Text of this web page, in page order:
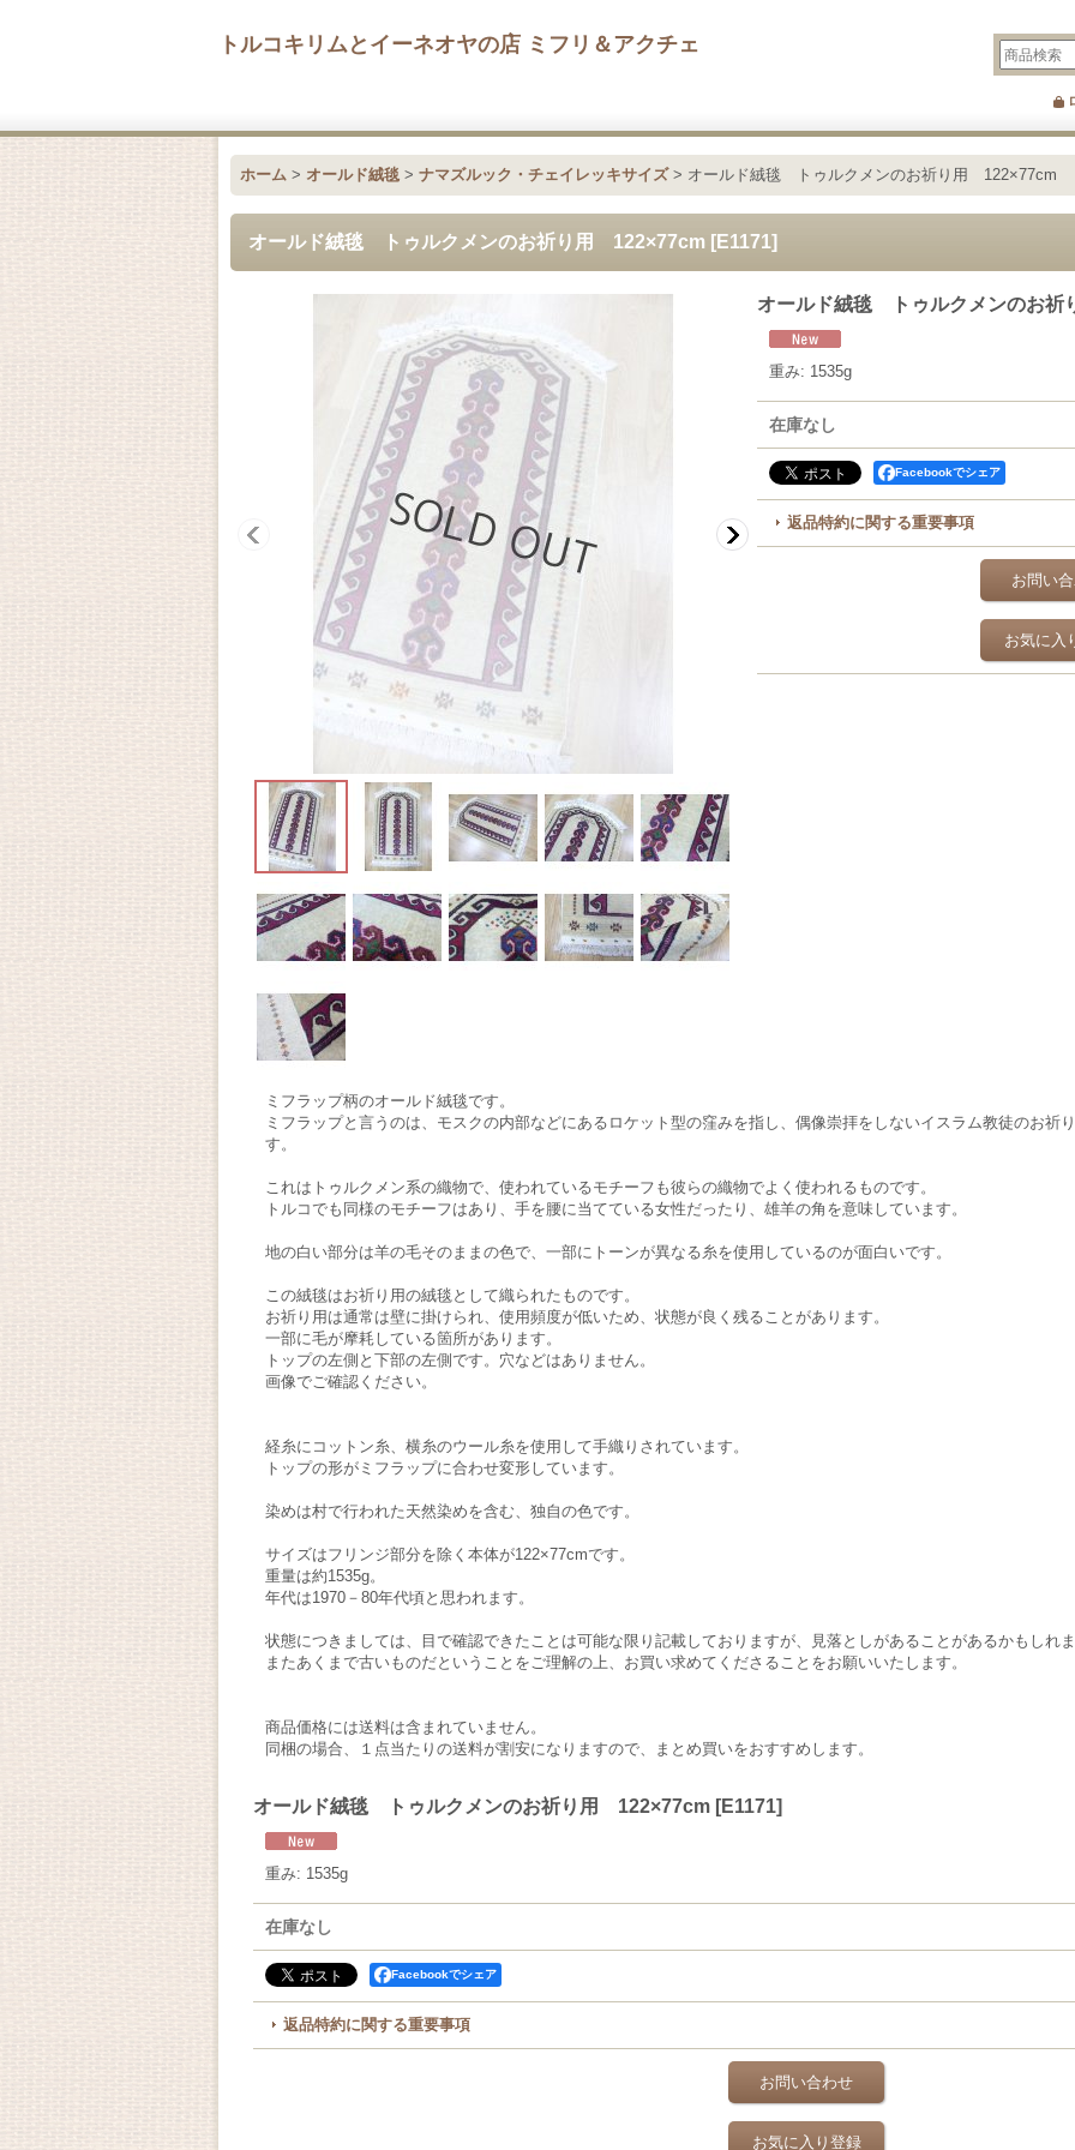
トルコキリムとイーネオヤの店 ミフリ＆アクチェ
ホーム > オールド絨毯 > ナマズルック・チェイレッキサイズ > オールド絨毯 トゥルクメンのお祈り用 122×77cm
オールド絨毯 トゥルクメンのお祈り用 122×77cm [E1171]
オールド絨毯 トゥルクメンのお
重み: 1535g
在庫なし
Facebookでシェア
返品特約に関する重要事項
お問い
お気に入
ミフラップ柄のオールド絨毯です。
ミフラップと言うのは、モスクの内部などにあるロケット型の窪みを指し、偶像崇拝をしないイスラム教徒のお祈
す。
これはトゥルクメン系の織物で、使われているモチーフも彼らの織物でよく使われるものです。
トルコでも同様のモチーフはあり、手を腰に当てている女性だったり、雄羊の角を意味しています。
地の白い部分は羊の毛そのままの色で、一部にトーンが異なる糸を使用しているのが面白いです。
この絨毯はお祈り用の絨毯として織られたものです。
お祈り用は通常は壁に掛けられ、使用頻度が低いため、状態が良く残ることがあります。
一部に毛が摩耗している箇所があります。
トップの左側と下部の左側です。穴などはありません。
画像でご確認ください。
経糸にコットン糸、横糸のウール糸を使用して手織りされています。
トップの形がミフラップに合わせ変形しています。
染めは村で行われた天然染めを含む、独自の色です。
サイズはフリンジ部分を除く本体が122×77cmです。
重量は約1535g。
年代は1970－80年代頃と思われます。
状態につきましては、目で確認できたことは可能な限り記載しておりますが、見落としがあることがあるかもしれ
またあくまで古いものだということをご理解の上、お買い求めてくださることをお願いいたします。
商品価格には送料は含まれていません。
同梱の場合、１点当たりの送料が割安になりますので、まとめ買いをおすすめします。
オールド絨毯 トゥルクメンのお祈り用 122×77cm [E1171]
重み: 1535g
在庫なし
Facebookでシェア
返品特約に関する重要事項
お問い合わせ
お気に入り登録